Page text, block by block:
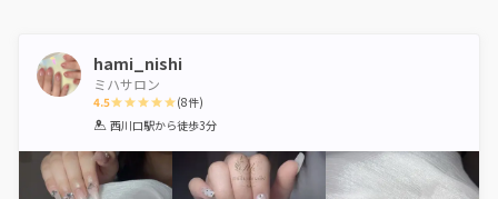
hami_nishi
ミハサロン
4.5
1 2 3 4 5
(8件)
西川口駅から徒歩3分